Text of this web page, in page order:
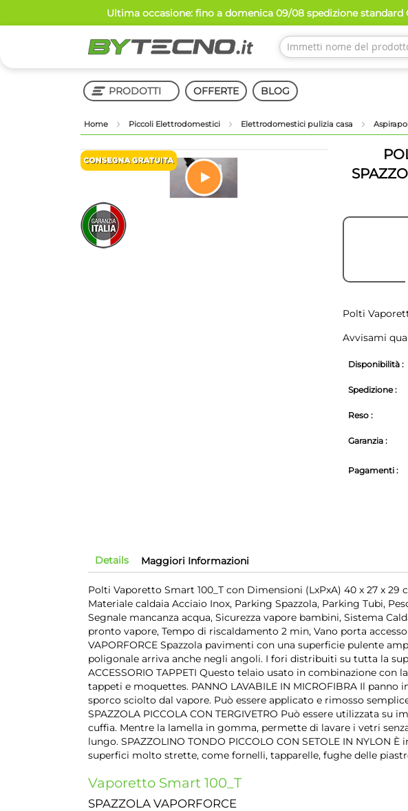
contenuto
Ultima occasione: fino a domenica 09/08 spedizione
PRODOTTI
Shop in Shop
OFFERTE BLOG
Home Piccoli Elettrodomestici Elettrodomestici pulizia casa
Vai
alla
galleria
di
immagini
Vai
all'inizio
della
galleria
Polti
Avvisami
Disponibilità :
Spedizione :
Reso :
Garanzia :
Pagamenti :
Details
Polti Vaporetto Smart 100_T con Dimensioni (LxPxA) 40 x 27 x
Materiale caldaia Acciaio Inox, Parking Spazzola, Parking Tubi,
Segnale mancanza acqua, Sicurezza vapore bambini, Sistema
pronto vapore, Tempo di riscaldamento 2 min, Vano porta
VAPORFORCE Spazzola pavimenti con una superficie pulente
poligonale arriva anche negli angoli. I fori distribuiti su tutta la
ACCESSORIO TAPPETI Questo telaio usato in combinazione
tappeti e moquettes. PANNO LAVABILE IN MICROFIBRA Il
sporco sciolto dal vapore. Può essere applicato e rimosso
SPAZZOLA PICCOLA CON TERGIVETRO Può essere utilizzata
cuffia. Mentre la lamella in gomma, permette di lavare i vetri
lungo. SPAZZOLINO TONDO PICCOLO CON SETOLE IN
superfici molto strette, come fornelli, tapparelle, fughe delle
Vaporetto Smart 100_T
SPAZZOLA VAPORFORCE
Maggiori Informazioni